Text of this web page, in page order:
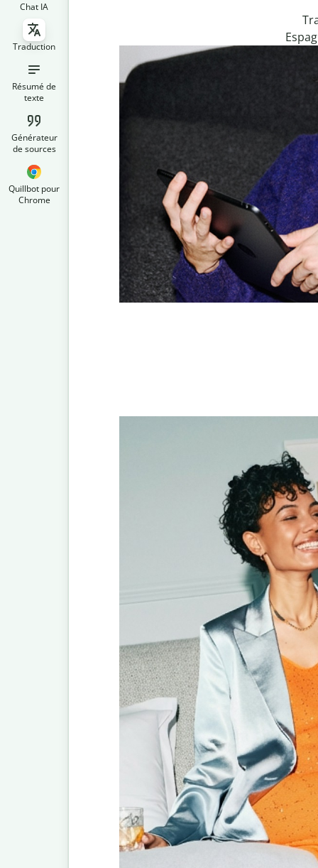
Chat IA
Traduction
Résumé de
texte
Générateur
de sources
Quillbot pour
Chrome